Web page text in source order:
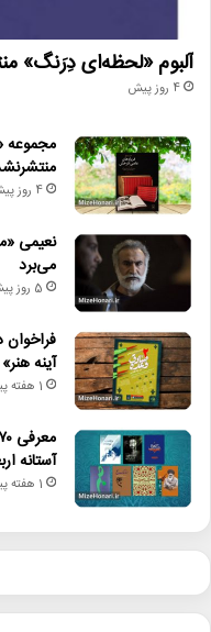
آلبوم «لحظه‌ای دِرَنگ»
4 روز پیش
مجموعه
4 روز پیش
نعیمی
می‌برد
5 روز پیش
آینه
1 هفته پیش
آستانه
1 هفته پیش